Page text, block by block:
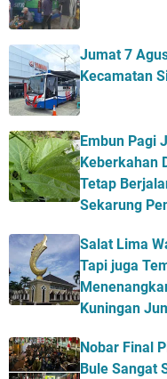
Jumat 7
Kecamatan
Embun Pagi
Keberkahan
Tetap
Sekarung
Salat Lima
Tapi juga
Kuningan
Nobar Final
Bule Sangat